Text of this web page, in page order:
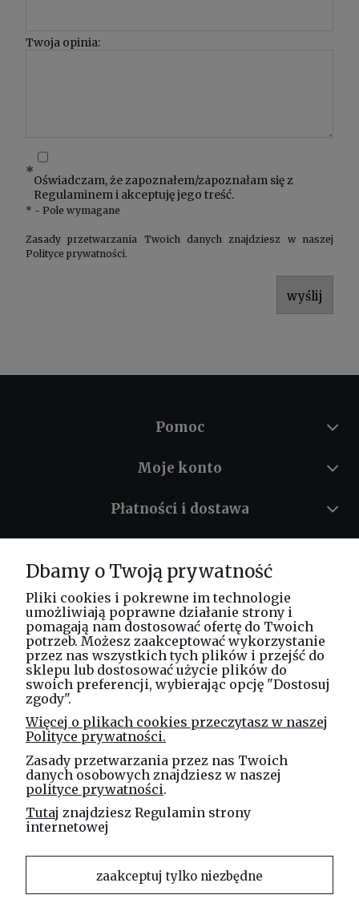
Twoja opinia:
*
Oświadczam, że zapoznałem/zapoznałam się z
Regulaminem i akceptuję jego treść.
* - Pole wymagane
Zasady przetwarzania Twoich danych znajdziesz w naszej
Polityce prywatności.
wyślij
Pomoc
Moje konto
Płatności i dostawa
O nas
Masz pytania? Zadzwoń!
tel. kom. 730 994 188
Spółka Jawna
ul. Technologiczna 44
35-213 Rzeszów
e-mail
sklep@elinea.com.pl
Dbamy o Twoją prywatność
Pliki cookies i pokrewne im technologie
umożliwiają poprawne działanie strony i
pomagają nam dostosować ofertę do Twoich
potrzeb. Możesz zaakceptować wykorzystanie
przez nas wszystkich tych plików i przejść do
sklepu lub dostosować użycie plików do
swoich preferencji, wybierając opcję "Dostosuj
zgody".
Więcej o plikach cookies przeczytasz w naszej
Polityce prywatności.
Zasady przetwarzania przez nas Twoich
danych osobowych znajdziesz w naszej
polityce prywatności.
Tutaj znajdziesz Regulamin strony
internetowej
zaakceptuj tylko niezbędne